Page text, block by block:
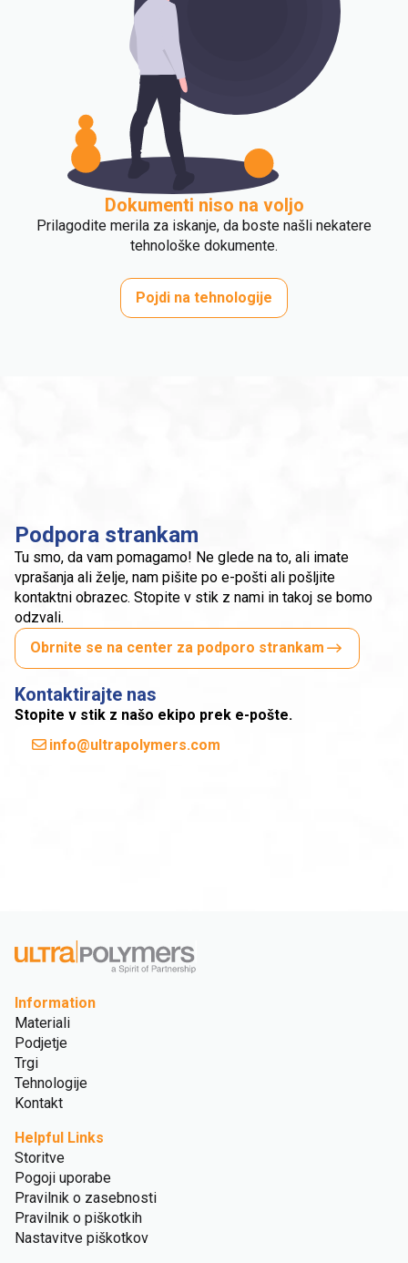
Dokumenti niso na voljo
Prilagodite merila za iskanje, da boste našli nekatere
tehnološke dokumente.
Pojdi na tehnologije
Podpora strankam
Tu smo, da vam pomagamo! Ne glede na to, ali imate
vprašanja ali želje, nam pišite po e-pošti ali pošljite
kontaktni obrazec. Stopite v stik z nami in takoj se bomo
odzvali.
Obrnite se na center za podporo strankam
Kontaktirajte nas
Stopite v stik z našo ekipo prek e-pošte.
info@ultrapolymers.com
Information
Materiali
Podjetje
Trgi
Tehnologije
Kontakt
Helpful Links
Storitve
Pogoji uporabe
Pravilnik o zasebnosti
Pravilnik o piškotkih
Nastavitve piškotkov